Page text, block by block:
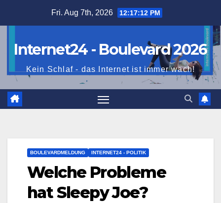
Fri. Aug 7th, 2026 12:17:14 PM
Internet24 - Boulevard 2026
Kein Schlaf - das Internet ist immer wach!
BOULEVARDMELDUNG INTERNET24 - POLITIK
Welche Probleme
hat Sleepy Joe?